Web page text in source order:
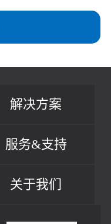
解决方案
服务&支持
关于我们